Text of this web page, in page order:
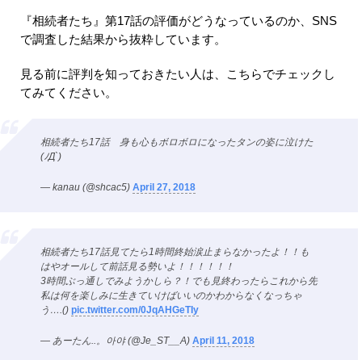
『相続者たち』第17話の評価がどうなっているのか、SNS
で調査した結果から抜粋しています。
見る前に評判を知っておきたい人は、こちらでチェックし
てみてください。
相続者たち17話 身も心もボロボロになったタンの姿に泣けた
(ﾉД`)
— kanau (@shcac5) April 27, 2018
相続者たち17話見てたら1時間終始涙止まらなかったよ！！も
はやオールして前話見る勢いよ！！！！！！
3時間ぶっ通しでみようかしら？！でも見終わったらこれから先
私は何を楽しみに生きていけばいいのかわからなくなっちゃ
う….() pic.twitter.com/0JqAHGeTIy
— あーたん..。아야 (@Je_ST__A) April 11, 2018